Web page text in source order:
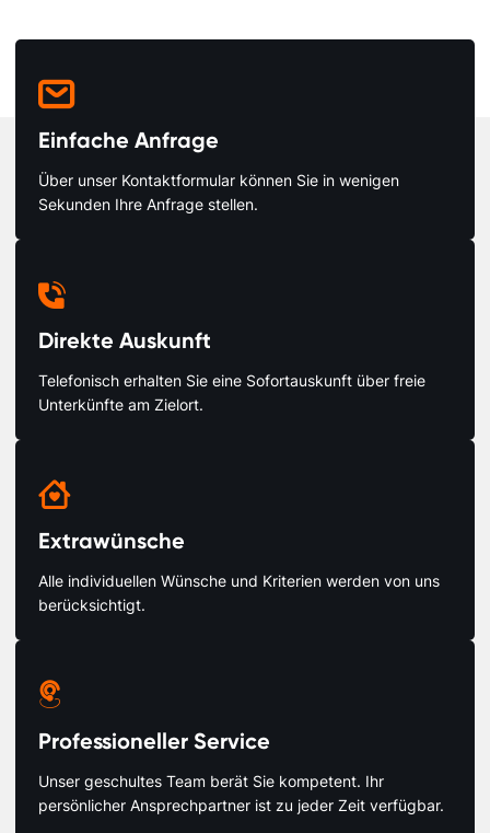

Einfache Anfrage
Über unser Kontaktformular können Sie in wenigen
Sekunden Ihre Anfrage stellen.

Direkte Auskunft
Telefonisch erhalten Sie eine Sofortauskunft über freie
Unterkünfte am Zielort.

Extrawünsche
Alle individuellen Wünsche und Kriterien werden von uns
berücksichtigt.

Professioneller Service
Unser geschultes Team berät Sie kompetent. Ihr
persönlicher Ansprechpartner ist zu jeder Zeit verfügbar.